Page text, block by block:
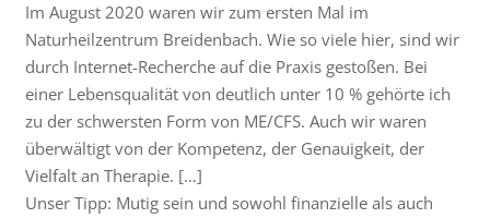
Im August 2020 waren wir zum ersten Mal im
Naturheilzentrum Breidenbach. Wie so viele hier, sind wir
durch Internet-Recherche auf die Praxis gestoßen. Bei
einer Lebensqualität von deutlich unter 10 % gehörte ich
zu der schwersten Form von ME/CFS. Auch wir waren
überwältigt von der Kompetenz, der Genauigkeit, der
Vielfalt an Therapie. […]
Unser Tipp: Mutig sein und sowohl finanzielle als auch